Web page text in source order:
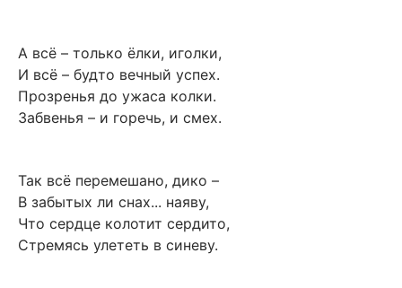
А всё – только ёлки, иголки,
И всё – будто вечный успех.
Прозренья до ужаса колки.
Забвенья – и горечь, и смех.
Так всё перемешано, дико –
В забытых ли снах... наяву,
Что сердце колотит сердито,
Стремясь улететь в синеву.